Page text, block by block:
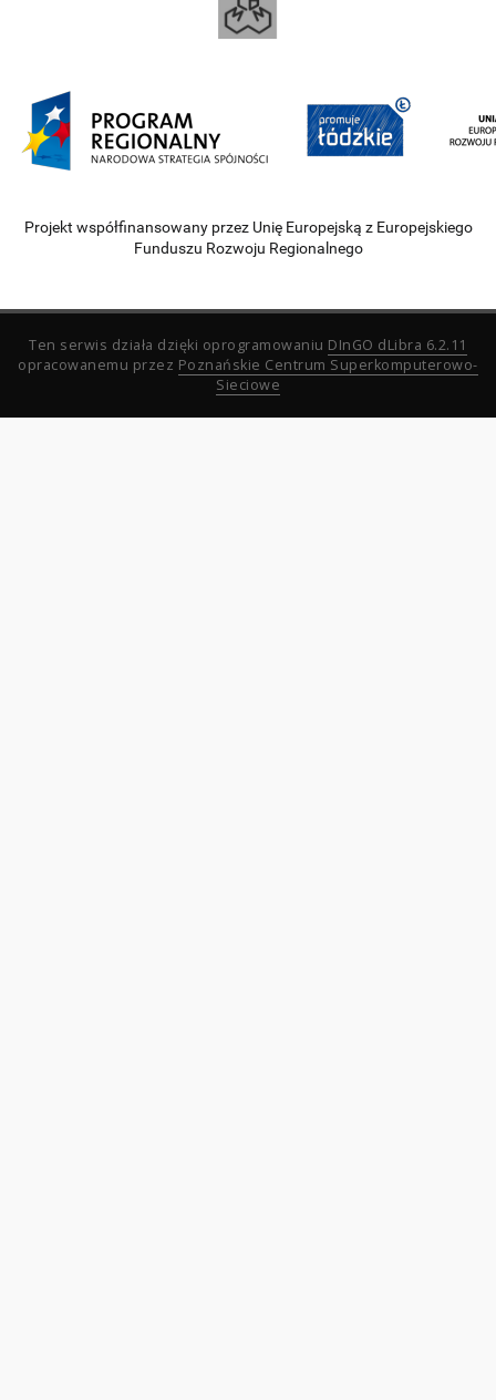
Projekt współfinansowany przez Unię Europejską z Europejskiego
Funduszu Rozwoju Regionalnego
Ten serwis działa dzięki oprogramowaniu DInGO dLibra 6.2.11
opracowanemu przez Poznańskie Centrum Superkomputerowo-
Sieciowe